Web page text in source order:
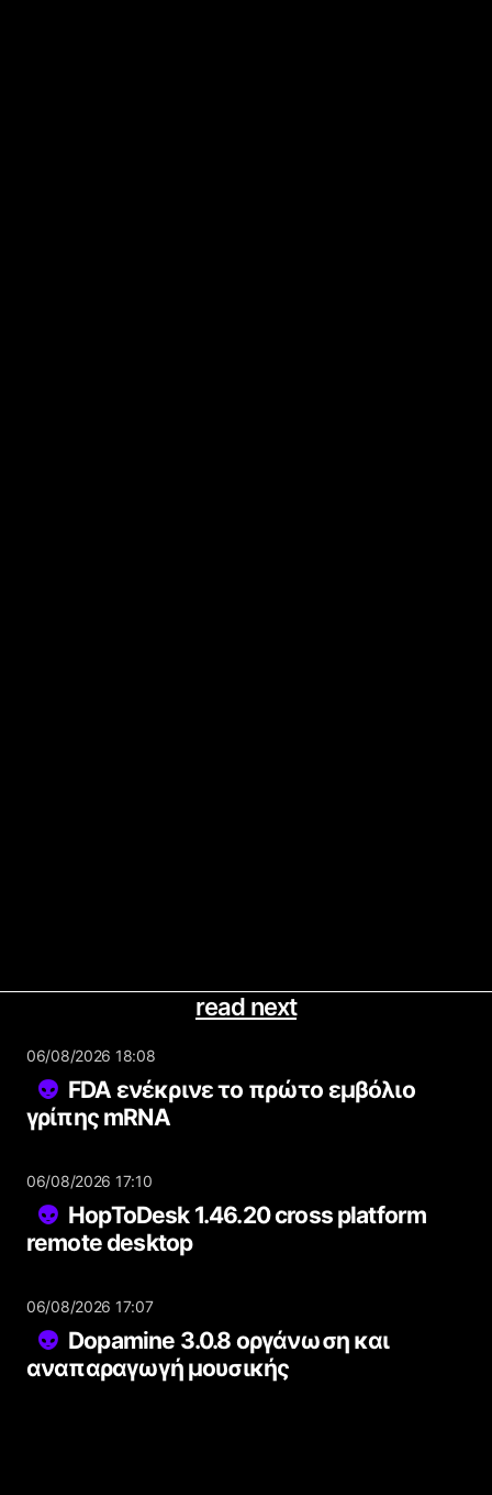
read next
06/08/2026 18:08
FDA ενέκρινε το πρώτο εμβόλιο
γρίπης mRNA
06/08/2026 17:10
HopToDesk 1.46.20 cross platform
remote desktop
06/08/2026 17:07
Dopamine 3.0.8 οργάνωση και
αναπαραγωγή μουσικής